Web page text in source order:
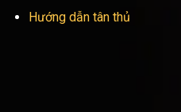
Hướng dẫn tân thủ